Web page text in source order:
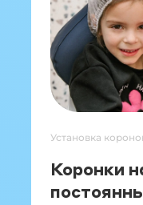
Установка
Коронки